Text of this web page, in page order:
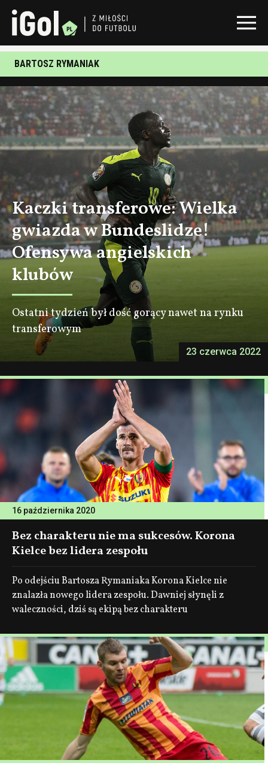
BARTOSZ RYMANIAK
23 czerwca 2022
Kaczki transferowe: Wielka
gwiazda w Bundeslidze!
Ofensywa angielskich
klubów
Ostatni tydzień był dość gorący nawet na rynku
transferowym
16 października 2020
Bez charakteru nie ma sukcesów. Korona
Kielce bez lidera zespołu
Po odejściu Bartosza Rymaniaka Korona Kielce nie
znalazła nowego lidera zespołu. Dawniej słynęli z
waleczności, dziś są ekipą bez charakteru